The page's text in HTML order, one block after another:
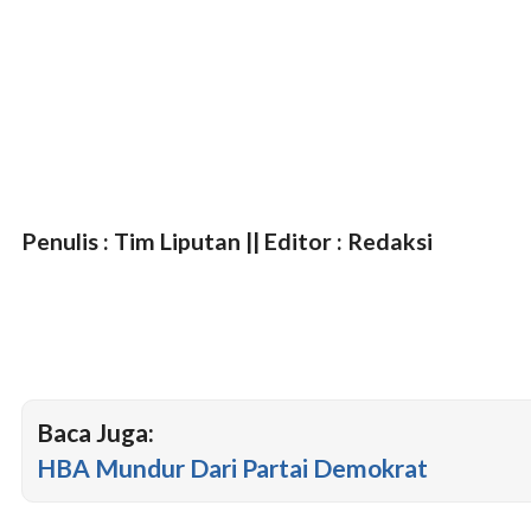
Penulis : Tim Liputan || Editor : Redaksi
Baca Juga:
HBA Mundur Dari Partai Demokrat